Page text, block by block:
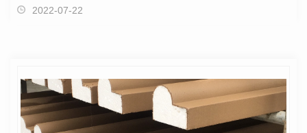
和消费者的喜欢。EPS装饰线条不仅美观，而且它解决…
2022-07-22